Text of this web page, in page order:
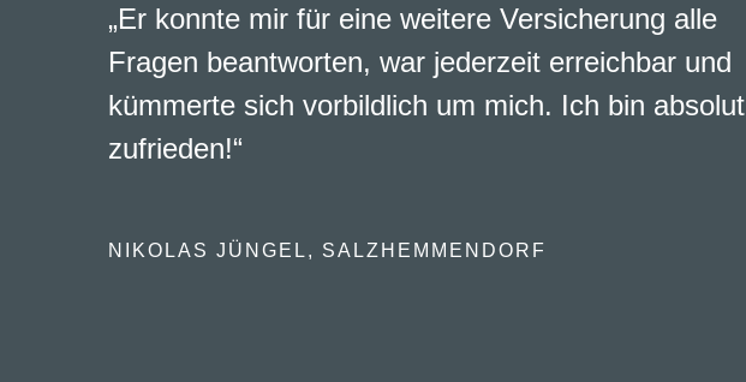
„Er konnte mir für eine weitere Versicherung alle
Fragen beantworten, war jederzeit erreichbar und
kümmerte sich vorbildlich um mich. Ich bin absolut
zufrieden!“
NIKOLAS JÜNGEL, SALZHEMMENDORF